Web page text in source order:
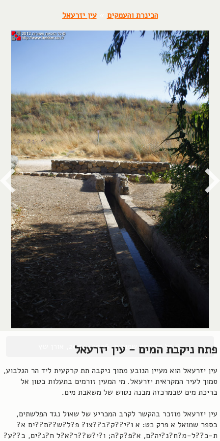
הכינרת והעמקים »עין יזרעאל
פתח ניקבת המים - עין יזרעאל
עין יזרעאל הוא מעיין הנובע מתוך ניקבה תת קרקעית ליד הר הגלבוע,
סמוך לעיר המקראית יזרעאל. מי המעין זורמים בתעלות בטון אל
בריכת מים שבמרכזה מבנה נטוש של משאבת מים.
עין יזרעאל מוזכר בהקשר לקרב המכריע של שאול נגד הפלשתים,
בספר שמואל א פרק כט: א ו?י??ק?ב??צו? פ?ל?ש??ת??ים א?
ת-כ??ל-מ?ח?נ?יה?ם, א?פ?ק?ה; ו?י?ש??ר?א?ל ח?נ?ים, ב??ע?
© כל הזכויות שמורות, 2004-2026, אורן שץ